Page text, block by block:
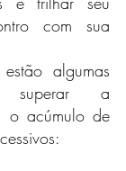
com sua
algumas
superar a
o acúmulo de